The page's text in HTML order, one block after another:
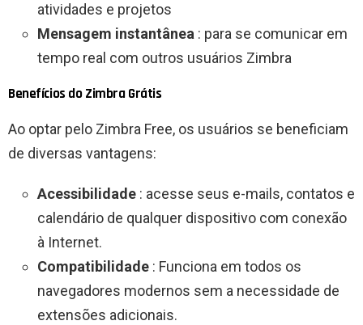
atividades e projetos
Mensagem instantânea : para se comunicar em
tempo real com outros usuários Zimbra
Benefícios do Zimbra Grátis
Ao optar pelo Zimbra Free, os usuários se beneficiam
de diversas vantagens:
Acessibilidade : acesse seus e-mails, contatos e
calendário de qualquer dispositivo com conexão
à Internet.
Compatibilidade : Funciona em todos os
navegadores modernos sem a necessidade de
extensões adicionais.